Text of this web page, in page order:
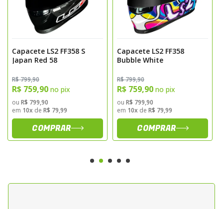
Capacete LS2 FF358 S
Japan Red 58
R$ 799,90
R$ 759,90 no pix
ou R$ 799,90
em 10x de R$ 79,99
COMPRAR
Capacete LS2 FF358
Bubble White
R$ 799,90
R$ 759,90 no pix
ou R$ 799,90
em 10x de R$ 79,99
COMPRAR